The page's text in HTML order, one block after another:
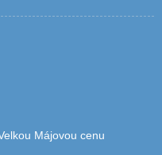
Májovou cenu